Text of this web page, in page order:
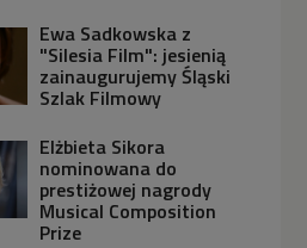
Ewa Sadkowska z
"Silesia Film": jesienią
zainaugurujemy Śląski
Szlak Filmowy
Elżbieta Sikora
nominowana do
prestiżowej nagrody
Musical Composition
Prize